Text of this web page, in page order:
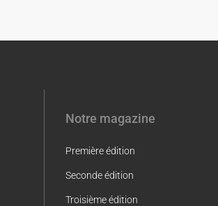
Notre magazine
Première édition
Seconde édition
Troisième édition